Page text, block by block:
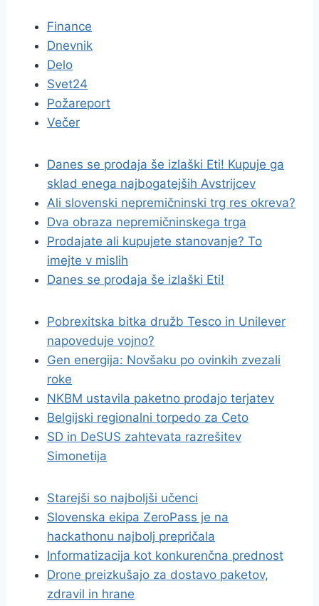
Finance
Dnevnik
Delo
Svet24
Požareport
Večer
Danes se prodaja še izlaški Eti! Kupuje ga
sklad enega najbogatejših Avstrijcev
Ali slovenski nepremičninski trg res okreva?
Dva obraza nepremičninskega trga
Prodajate ali kupujete stanovanje? To
imejte v mislih
Danes se prodaja še izlaški Eti!
Pobrexitska bitka družb Tesco in Unilever
napoveduje vojno?
Gen energija: Novšaku po ovinkih zvezali
roke
NKBM ustavila paketno prodajo terjatev
Belgijski regionalni torpedo za Ceto
SD in DeSUS zahtevata razrešitev
Simonetija
Starejši so najboljši učenci
Slovenska ekipa ZeroPass je na
hackathonu najbolj prepričala
Informatizacija kot konkurenčna prednost
Drone preizkušajo za dostavo paketov,
zdravil in hrane